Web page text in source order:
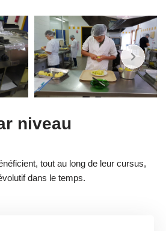
niveau
tout au long de leur cursus,
dans le temps.